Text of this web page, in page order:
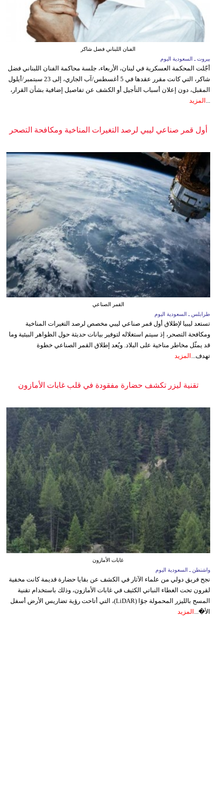
الفنان اللبناني فضل شاكر
بيروت ـ السعودية اليوم
أجّلت المحكمة العسكرية في لبنان، الأربعاء، جلسة محاكمة الفنان اللبناني فضل
شاكر، التي كانت مقرر عقدها في 5 أغسطس/آب الجاري، إلى 23 سبتمبر/أيلول
المقبل، دون إعلان أسباب التأجيل أو الكشف عن تفاصيل إضافية بشأن القرار،
المزيد
أول قمر صناعي ليبي لرصد التغيرات المناخية ومكافحة التصحر
القمر الصناعي
طرابلس ـ السعودية اليوم
تستعد ليبيا لإطلاق أول قمر صناعي ليبي مخصص لرصد التغيرات المناخية
ومكافحة التصحر، إذ سيتم استغلاله لتوفير بيانات حديثة حول الظواهر البيئية وما
قد يمثّل مخاطر مناخية على البلاد. ويُعد إطلاق القمر الصناعي خطوة
تهدف... المزيد
تقنية ليزر تكشف حضارة مفقودة في قلب غابات الأمازون
غابات الأمازون
واشنطن ـ السعودية اليوم
نجح فريق دولي من علماء الآثار في الكشف عن بقايا حضارة قديمة كانت مخفية
لقرون تحت الغطاء النباتي الكثيف في غابات الأمازون، وذلك باستخدام تقنية
المسح بالليزر المحمولة جوًا (LiDAR)، التي أتاحت رؤية تضاريس الأرض أسفل
الأ�... المزيد